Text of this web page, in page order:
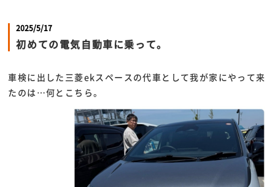
2025/5/17
初めての電気自動車に乗って。
車検に出した三菱ekスペースの代車として我が家にやって来
たのは…何とこちら。